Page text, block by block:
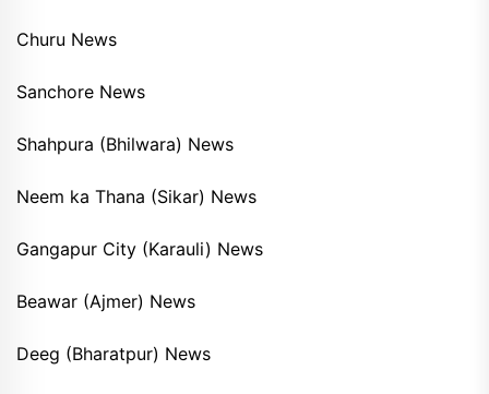
Churu News
Sanchore News
Shahpura (Bhilwara) News
Neem ka Thana (Sikar) News
Gangapur City (Karauli) News
Beawar (Ajmer) News
Deeg (Bharatpur) News